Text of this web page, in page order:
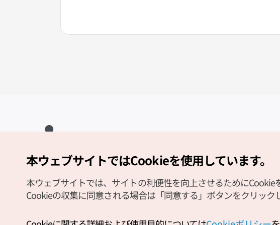
Copyright (c) Korea Tourism Organization All Rights Reserved.
サイトエラー報告
公式メール
本ウェブサイトではCookieを使用しています。
本ウェブサイトでは、サイトの利便性を向上させるためにCookie
Cookieの収集に同意される場合は「同意する」ボタンをクリック